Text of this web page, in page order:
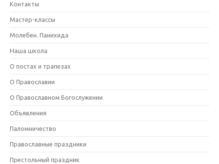
Контакты
Мастер-классы
Молебен. Панихида
Наша школа
О постах и трапезах
О Православии
О Православном Богослужении
Объявления
Паломничество
Православные праздники
Престольный праздник